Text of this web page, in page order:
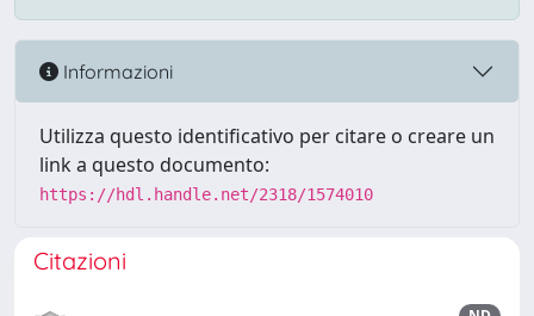
Informazioni
Utilizza questo identificativo per citare o creare un
link a questo documento:
https://hdl.handle.net/2318/1574010
Citazioni